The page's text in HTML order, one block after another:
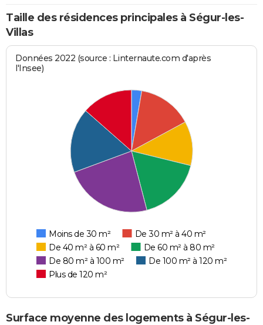
Taille des résidences principales à Ségur-les-
Villas
Données 2022 (source : Linternaute.com d'après
l'Insee)
Moins de 30 m²
De 30 m² à 40 m²
De 40 m² à 60 m²
De 60 m² à 80 m²
De 80 m² à 100 m²
De 100 m² à 120 m²
Plus de 120 m²
Surface moyenne des logements à Ségur-les-